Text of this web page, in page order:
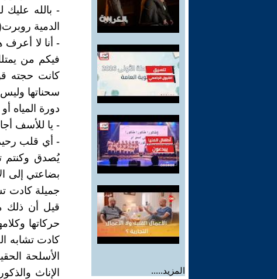
المزيد.....
الدمية روبرت(3) هل كنت تقرر قرارك بهذه
- أنا لا
فيكم من
كانت حجته
سحناتها
دورة المياه
- يا للأسف
- أي قلب
يُصدق وكنتم
بضاعتي إلى
جميلة كادت
قيل أن ذلك
حركاتها
كادت تشابه
الأسلحة
الإناث